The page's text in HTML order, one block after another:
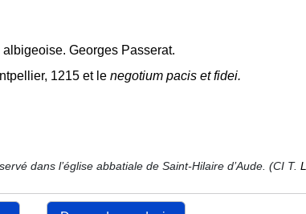
Georges Passerat.
1215 et le negotium pacis et fidei.
dans l’église abbatiale de Saint-Hilaire d’Aude. (CI T.